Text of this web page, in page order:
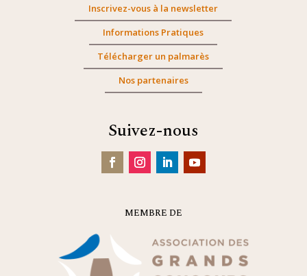
Inscrivez-vous à la newsletter
Informations Pratiques
Télécharger un palmarès
Nos partenaires
Suivez-nous
MEMBRE DE